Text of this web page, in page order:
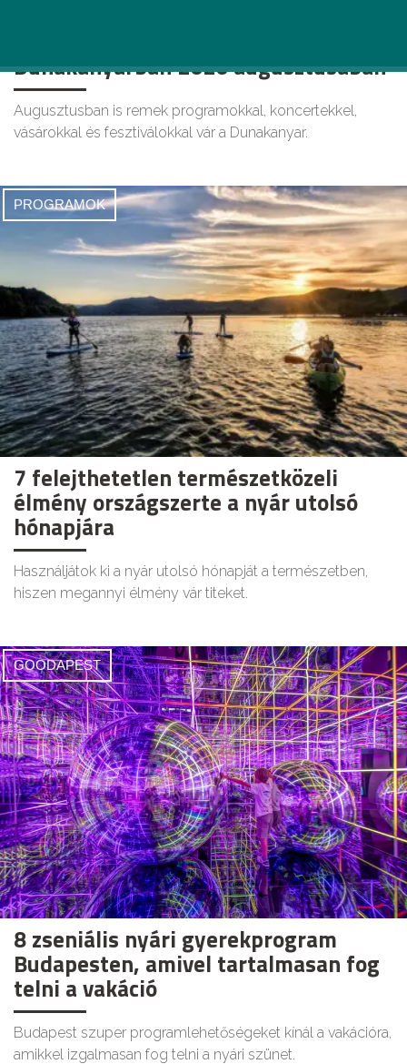
Dunakanyarban 2026 augusztusában
Augusztusban is remek programokkal, koncertekkel,
vásárokkal és fesztiválokkal vár a Dunakanyar.
PROGRAMOK
7 felejthetetlen természetközeli
élmény országszerte a nyár utolsó
hónapjára
Használjátok ki a nyár utolsó hónapját a természetben,
hiszen megannyi élmény vár titeket.
GOODAPEST
8 zseniális nyári gyerekprogram
Budapesten, amivel tartalmasan fog
telni a vakáció
Budapest szuper programlehetőségeket kínál a vakációra,
amikkel izgalmasan fog telni a nyári szünet.